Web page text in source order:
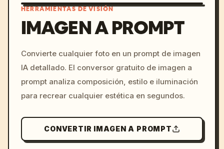
c, cyberpunk sunset, neon
colors, 8k --v 6.0
HERRAMIENTAS DE VISIÓN
IMAGEN A PROMPT
Convierte cualquier foto en un prompt de imagen
IA detallado. El conversor gratuito de imagen a
prompt analiza composición, estilo e iluminación
para recrear cualquier estética en segundos.
CONVERTIR IMAGEN A PROMPT